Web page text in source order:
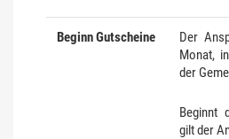
Beginn Gutscheine
Der
Monat,
der
Beginnt
gilt der